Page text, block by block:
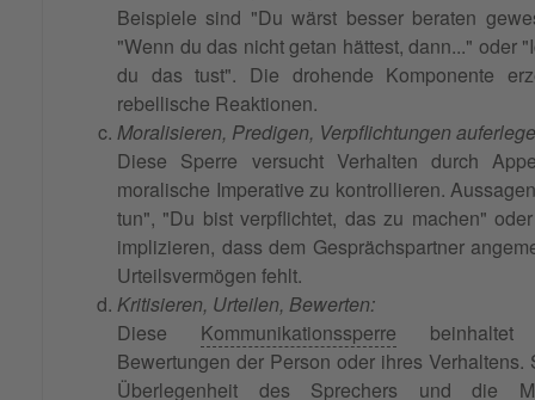
Beispiele sind "Du wärst besser beraten
"Wenn du das nicht getan hättest, dann..." oder
du das tust". Die drohende Komponente
rebellische Reaktionen.
Moralisieren, Predigen, Verpflichtungen
Diese Sperre versucht Verhalten durch
moralische Imperative zu kontrollieren.
tun", "Du bist verpflichtet, das zu machen"
implizieren, dass dem Gesprächspartner
Urteilsvermögen fehlt.
Kritisieren, Urteilen, Bewerten:
Diese Kommunikationssperre beinhaltet
Bewertungen der Person oder ihres Verhaltens.
Überlegenheit des Sprechers und die